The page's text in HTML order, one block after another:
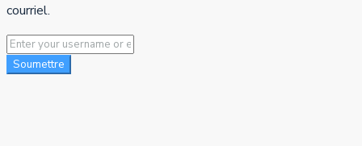
courriel.
Soumettre